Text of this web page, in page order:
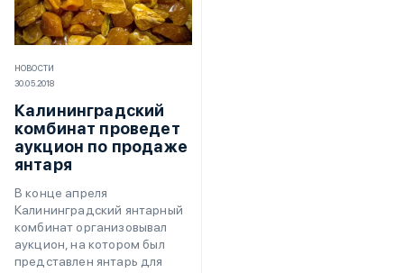
НОВОСТИ
30.05.2018
Калининградский
комбинат проведет
аукцион по продаже
янтаря
В конце апреля
Калининградский янтарный
комбинат организовывал
аукцион, на котором был
представлен янтарь для